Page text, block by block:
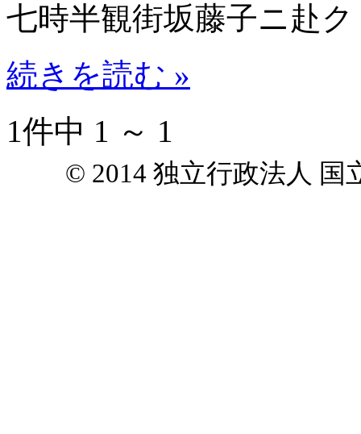
七時半観街坂藤子ニ赴
続きを読む »
1件中 1 ～ 1
© 2014 独立行政法人 国